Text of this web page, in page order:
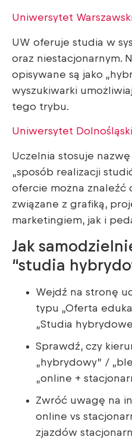
Uniwersytet
UW oferuje studia w
oraz niestacjonarnym.
opisywane są jako
wyszukiwarki
tego trybu.
Uniwersytet
Uczelnia stosuje
„sposób realizacji
ofercie można znaleźć
związane z grafiką,
marketingiem, jak i
Jak
“studia
Wejdź na stronę
typu „Oferta
„Studia
Sprawdź, czy
„hybrydowy” /
„online +
Zwróć uwagę na
online vs
zjazdów